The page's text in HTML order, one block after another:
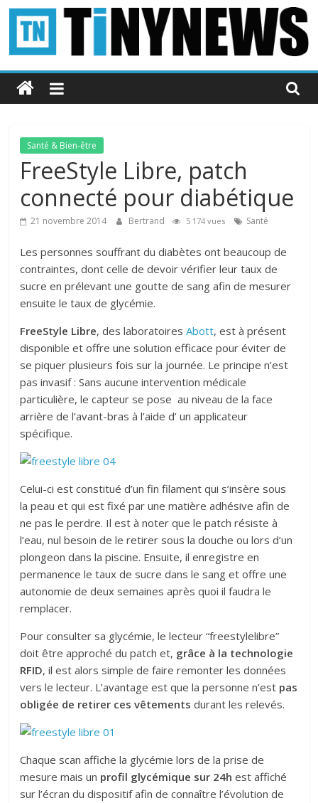
Passer
contenu
Tinynews
Le
belge
connecté
Santé & Bien-être
FreeStyle Libre, patch
connecté pour diabétique
21 novembre 2014 Bertrand 5 174 vues Santé
Les personnes souffrant du diabètes ont beaucoup de
contraintes, dont celle de devoir vérifier leur taux de
sucre en prélevant une goutte de sang afin de mesurer
ensuite le taux de glycémie.
FreeStyle Libre, des laboratoiresAbott, est à présent
disponible et offre une solution efficace pour éviter de
se piquer plusieurs fois sur la journée. Le principe n’est
pas invasif : Sans aucune intervention médicale
particulière, le capteur se pose au niveau de la face
arrière de l’avant-bras à l’aide d’ un applicateur
spécifique.
Celui-ci est constitué d’un fin filament qui s’insère sous
la peau et qui est fixé par une matière adhésive afin de
ne pas le perdre. Il est à noter que le patch résiste à
l’eau, nul besoin de le retirer sous la douche ou lors d’un
plongeon dans la piscine. Ensuite, il enregistre en
permanence le taux de sucre dans le sang et offre une
autonomie de deux semaines après quoi il faudra le
remplacer.
Pour consulter sa glycémie, le lecteur “freestylelibre”
doit être approché du patch et, grâce à la technologie
RFID, il est alors simple de faire remonter les données
vers le lecteur. L’avantage est que la personne n’est pas
obligée de retirer ces vêtements durant les relevés.
Chaque scan affiche la glycémie lors de la prise de
mesure mais un profil glycémique sur 24h est affiché
sur l’écran du dispositif afin de connaître l’évolution de